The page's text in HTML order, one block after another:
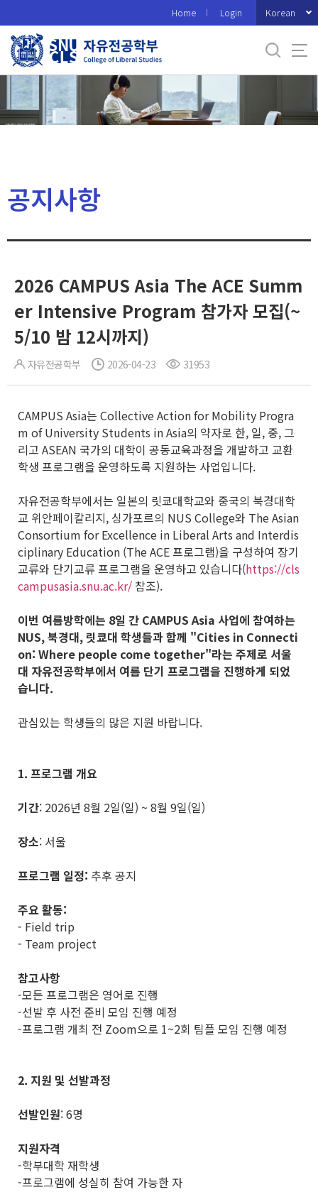
로
메
Home Login Korean
공지사항
2026 CAMPUS Asia The ACE Summ
er Intensive Program 참가자 모집(~
5/10 밤 12시까지)
자유전공학부 2026-04-23 31953
CAMPUS Asia는 Collective Action for Mobility Progra
m of University Students in Asia의 약자로 한, 일, 중, 그
리고 ASEAN 국가의 대학이 공동교육과정을 개발하고 교환
학생 프로그램을 운영하도록 지원하는 사업입니다.
자유전공학부에서는 일본의 릿쿄대학교와 중국의 북경대학
교 위안페이칼리지, 싱가포르의 NUS College와 The Asian
Consortium for Excellence in Liberal Arts and Interdis
ciplinary Education (The ACE 프로그램)을 구성하여 장기
교류와 단기교류 프로그램을 운영하고 있습니다(https://cls
campusasia.snu.ac.kr/ 참조).
이번 여름방학에는 8일 간 CAMPUS Asia 사업에 참여하는
NUS, 북경대, 릿쿄대 학생들과 함께 "Cities in Connecti
on: Where people come together"라는 주제로 서울
대 자유전공학부에서 여름 단기 프로그램을 진행하게 되었
습니다.
관심있는 학생들의 많은 지원 바랍니다.
1. 프로그램 개요
기간: 2026년 8월 2일(일) ~ 8월 9일(일)
장소: 서울
프로그램 일정: 추후 공지
주요 활동:
- Field trip
- Team project
참고사항
-모든 프로그램은 영어로 진행
-선발 후 사전 준비 모임 진행 예정
-프로그램 개최 전 Zoom으로 1~2회 팀플 모임 진행 예정
2. 지원 및 선발과정
선발인원: 6명
지원자격
-학부대학 재학생
-프로그램에 성실히 참여 가능한 자